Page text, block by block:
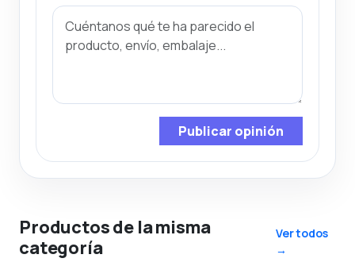
Publicar opinión
Productos de la misma
categoría
Ver todos
→